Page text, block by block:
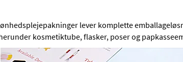
lever komplette
kosmetiktube, flasker, poser og